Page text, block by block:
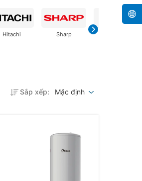
Hitachi Sharp
Sắp xếp: Mặc định